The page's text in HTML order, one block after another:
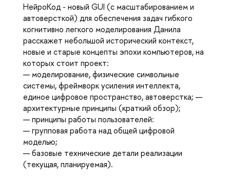
НейроКод - новый GUI (с масштабированием и
автоверсткой) для обеспечения задач гибкого
когнитивно легкого моделирования Данила
расскажет небольшой исторический контекст,
новые и старые концепты эпохи компьютеров, на
которых стоит проект:
— моделирование, физические символьные
системы, фреймворк усиления интеллекта,
единое цифровое пространство, автоверстка; —
архитектурные принципы (краткий обзор);
— принципы работы пользователей:
— групповая работа над общей цифровой
моделью;
— базовые технические детали реализации
(текущая, планируемая).